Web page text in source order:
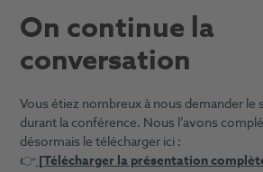
On continue la
conversation
Vous étiez nombreux à nous demander le
durant la conférence. Nous l’avons
désormais le télécharger ici :
👉 [Télécharger la présentation